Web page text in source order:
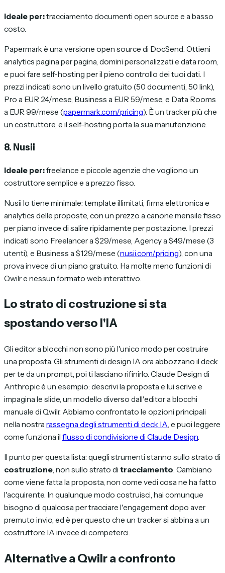
Ideale per:tracciamento documenti open source e a basso
costo.
Papermark è una versione open source di DocSend. Ottieni
analytics pagina per pagina, domini personalizzati e data room,
e puoi fare self-hosting per il pieno controllo dei tuoi dati. I
prezzi indicati sono un livello gratuito (50 documenti, 50 link),
Pro a EUR 24/mese, Business a EUR 59/mese, e Data Rooms
a EUR 99/mese (papermark.com/pricing). È un tracker più che
un costruttore, e il self-hosting porta la sua manutenzione.
8. Nusii
Ideale per:freelance e piccole agenzie che vogliono un
costruttore semplice e a prezzo fisso.
Nusii lo tiene minimale: template illimitati, firma elettronica e
analytics delle proposte, con un prezzo a canone mensile fisso
per piano invece di salire ripidamente per postazione. I prezzi
indicati sono Freelancer a $29/mese, Agency a $49/mese (3
utenti), e Business a $129/mese (nusii.com/pricing), con una
prova invece di un piano gratuito. Ha molte meno funzioni di
Qwilr e nessun formato web interattivo.
Lo strato di costruzione si sta
spostando verso l'IA
Gli editor a blocchi non sono più l'unico modo per costruire
una proposta. Gli strumenti di design IA ora abbozzano il deck
per te da un prompt, poi ti lasciano rifinirlo. Claude Design di
Anthropic è un esempio: descrivi la proposta e lui scrive e
impagina le slide, un modello diverso dall'editor a blocchi
manuale di Qwilr. Abbiamo confrontato le opzioni principali
nella nostra rassegna degli strumenti di deck IA , e puoi leggere
come funziona il flusso di condivisione di Claude Design
Il punto per questa lista: quegli strumenti stanno sullo strato di
costruzione, non sullo strato di tracciamento. Cambiano
come viene fatta la proposta, non come vedi cosa ne ha fatto
l'acquirente. In qualunque modo costruisci, hai comunque
bisogno di qualcosa per tracciare l'engagement dopo aver
premuto invio, ed è per questo che un tracker si abbina a un
costruttore IA invece di competerci.
Alternative a Qwilr a confronto